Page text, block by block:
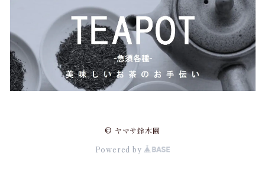
© ヤマサ鈴木園
Powered by